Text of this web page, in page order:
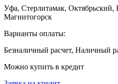
Уфа, Стерлитамак, Октябрьский,
Магнитогорск
Варианты оплаты:
Безналичный расчет, Наличный
Можно купить в кредит